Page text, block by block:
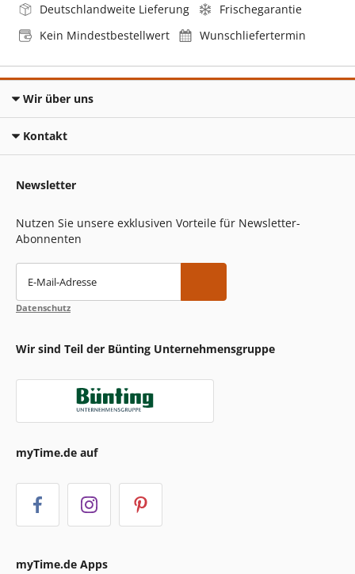
Deutschlandweite Lieferung
Frischegarantie
Kein Mindestbestellwert
Wunschliefertermin
Wir über uns
Kontakt
Newsletter
Nutzen Sie unsere exklusiven Vorteile für Newsletter-
Abonnenten
E-Mail-Adresse
Datenschutz
Wir sind Teil der Bünting Unternehmensgruppe
myTime.de auf
myTime.de Apps